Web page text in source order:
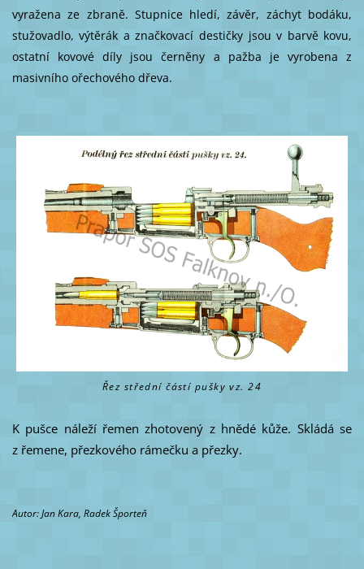
vyražena ze zbraně. Stupnice hledí, závěr, záchyt bodáku,
stužovadlo, výtěrák a značkovací destičky jsou v barvě kovu,
ostatní kovové díly jsou černěny a pažba je vyrobena z
masivního ořechového dřeva.
Řez střední částí pušky vz. 24
K pušce náleží řemen zhotovený z hnědé kůže. Skládá se
z řemene, přezkového rámečku a přezky.
Autor: Jan Kara, Radek Športeň